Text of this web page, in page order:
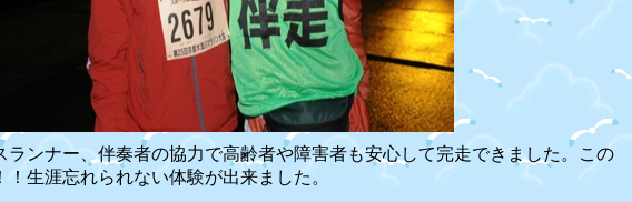
ランナー、伴奏者の協力で高齢者や障害者も安心して完走できました。この
！生涯忘れられない体験が出来ました。